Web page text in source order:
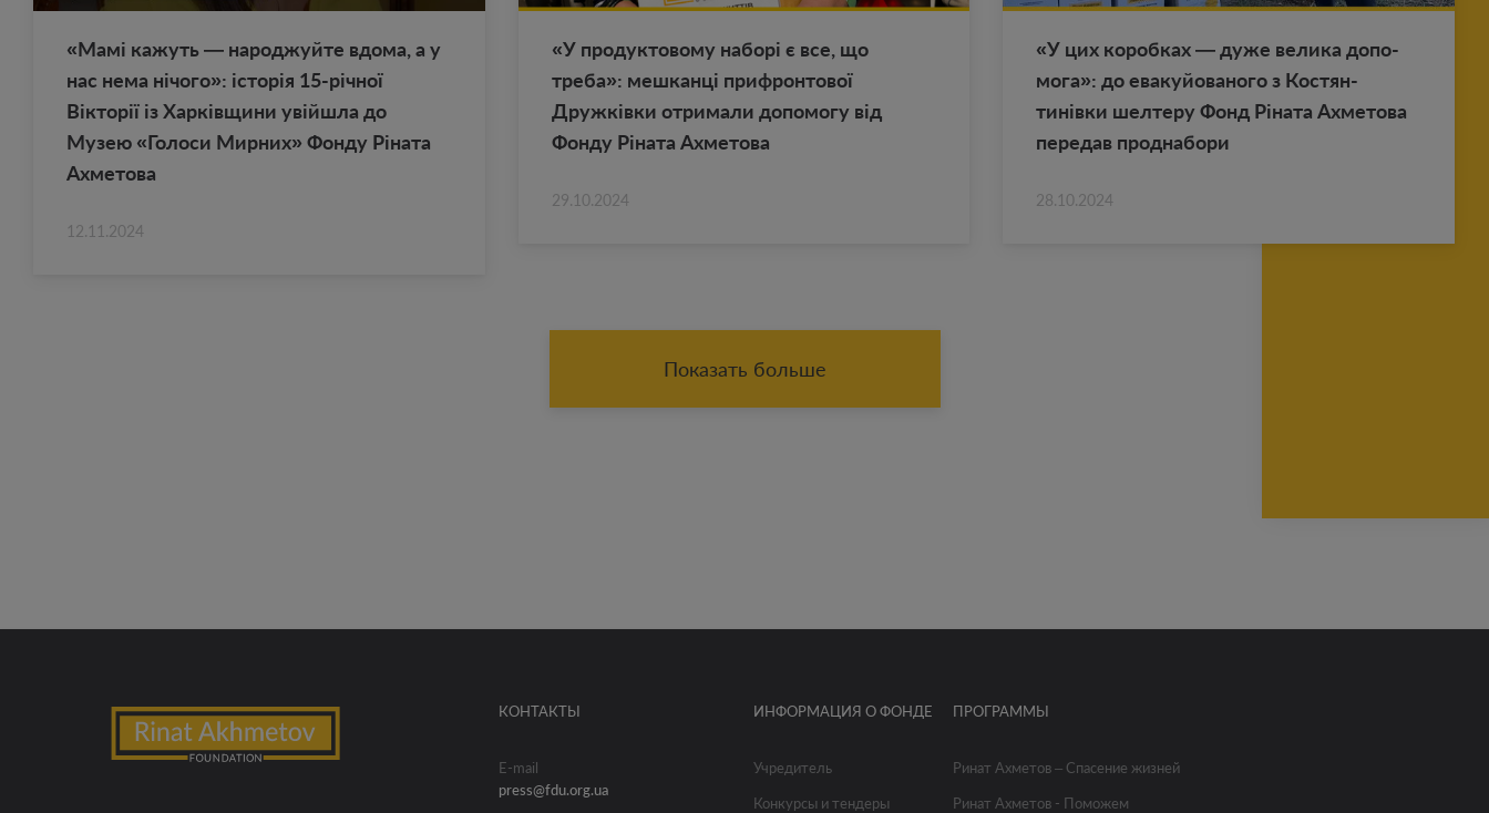
«Мамі ка­жуть — на­род­жуй­те вдома, а у
нас нема нічого»: історія 15-річної
Вікторії із Харківщини увійшла до
Музею «Го­ло­си Мир­них» Фонду Ріната
Ах­ме­то­ва
12.11.2024
«У про­дук­то­во­му наборі є все, що
треба»: меш­канці при­фрон­то­вої
Дружківки от­ри­ма­ли до­по­мо­гу від
Фонду Ріната Ах­ме­то­ва
29.10.2024
«У цих ко­роб­ках — дуже ве­ли­ка до­по­
мо­га»: до ева­куй­о­ва­но­го з Ко­стян­
тинівки шел­те­ру Фонд Ріната Ах­ме­то­ва
пе­ре­дав прод­на­бо­ри
28.10.2024
Показать больше
КОНТАКТЫ
E-mail
press@fdu.org.ua
ИНФОРМАЦИЯ О ФОНДЕ
Учредитель
Конкурсы и тендеры
ПРОГРАММЫ
Ринат Ахметов – Спасение жизней
Ринат Ахметов - Поможем